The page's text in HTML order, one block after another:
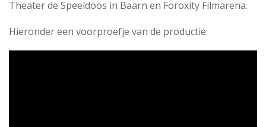
Theater de Speeldoos in Baarn en Foroxity Filmarena.
Hieronder een voorproefje van de productie: